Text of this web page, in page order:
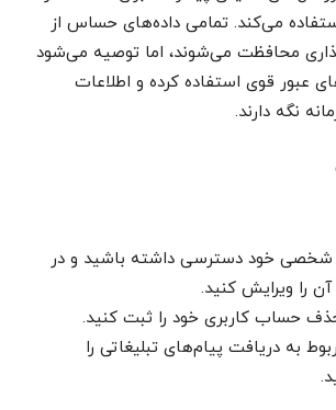
می‌کند. تمامی داده‌های حساس از
محافظت می‌شوند، اما توصیه می‌شود
عبور قوی استفاده کرده و اطلاعات
نگه دارند.
شخصی خود دسترسی داشته باشید و در
را ویرایش کنید.
حساب کاربری خود را ثبت کنید.
به دریافت پیام‌های تبلیغاتی را